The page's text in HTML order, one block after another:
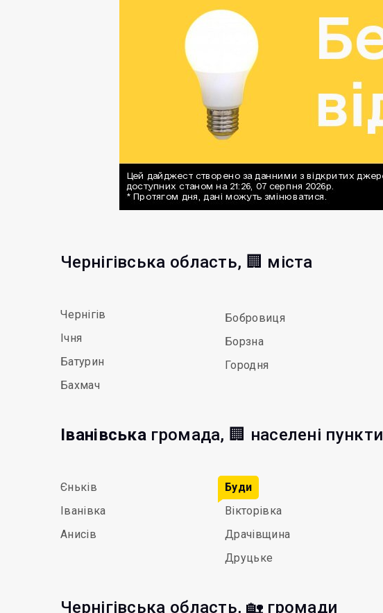
Чернігівська область, 🏢 міста
Чернігів
Ічня
Батурин
Бахмач
Бобровиця
Борзна
Городня
Іванівська громада, 🏢 населені пункти
Єньків
Іванівка
Анисів
Буди
Вікторівка
Драчівщина
Друцьке
Чернігівська область, 🏡 громади